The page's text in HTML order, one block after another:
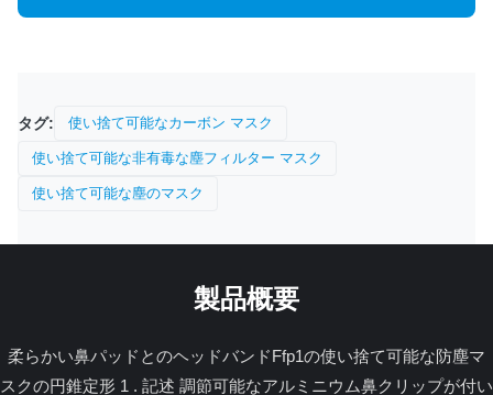
タグ: 使い捨て可能なカーボン マスク
使い捨て可能な非有毒な塵フィルター マスク
使い捨て可能な塵のマスク
製品概要
柔らかい鼻パッドとのヘッドバンドFfp1の使い捨て可能な防塵マ
スクの円錐定形 1 . 記述 調節可能なアルミニウム鼻クリップが付い